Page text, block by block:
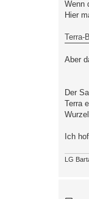
Wenn
Hier
Terra-
Aber
Der
Terra
Ich
LG